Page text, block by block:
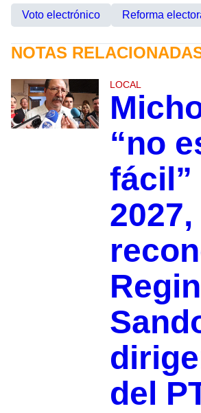
Voto electrónico Reforma
NOTAS
LOCAL
“no
fácil”
2027,
del